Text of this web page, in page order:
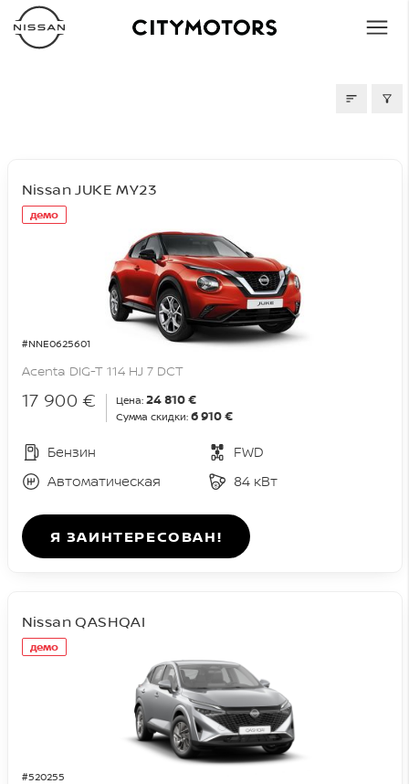
демо
#NNE0625601
Nissan JUKE MY23
Acenta DIG-T 114 HJ 7 DCT
17 900 € Цена: 24 810 €
Сумма скидки: 6 910 €
Бензин
FWD
Автоматическая
84 кВт
Я ЗАИНТЕРЕСОВАН!
демо
#520255
Nissan QASHQAI